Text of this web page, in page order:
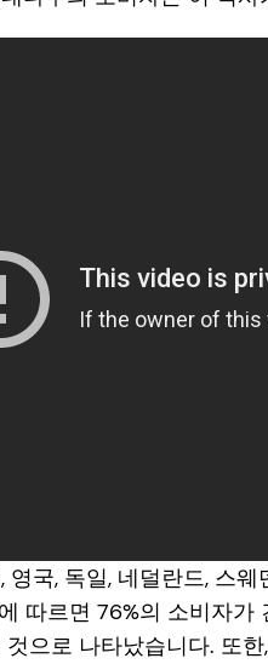
영국, 독일, 네덜란드, 스
따르면 76%의 소비자
으로 나타났습니다. 또